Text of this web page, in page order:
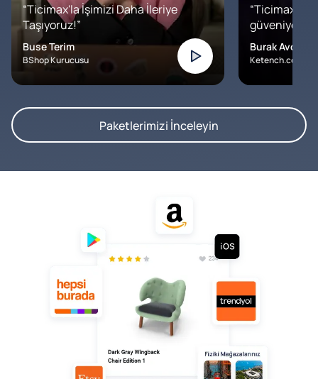
“Ticimax'la İşimizi Daha İleriye
Taşıyoruz!”
Buse Terim
BShop Kurucusu
“Ticimax'a
Burak Avcılar
Ketench.com –
Paketlerimizi İnceleyin